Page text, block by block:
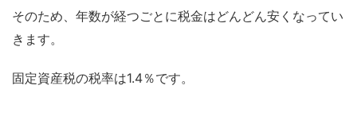
そのため、年数が経つごとに税金はどんどん安くなってい
きます。
固定資産税の税率は1.4％です。